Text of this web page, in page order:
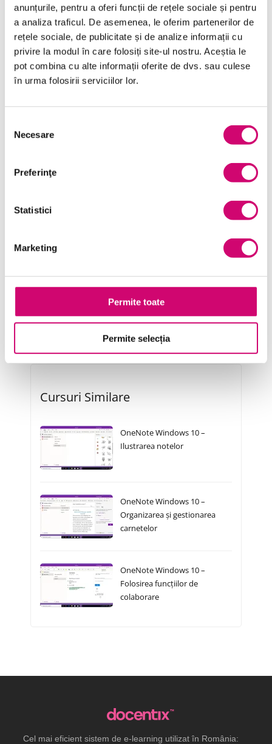
anunțurile, pentru a oferi funcții de rețele sociale și pentru
a analiza traficul. De asemenea, le oferim partenerilor de
rețele sociale, de publicitate și de analize informații cu
privire la modul în care folosiți site-ul nostru. Aceștia le
pot combina cu alte informații oferite de dvs. sau culese
în urma folosirii serviciilor lor.
consimțământului
Necesare
Preferinţe
Statistici
Marketing
Permite toate
Permite selecția
Categorii de Cursuri
Comunicare
Dezvoltare personală și profesională
Finanțe
Marketing
Resurse Umane
Vânzări și negocieri
Cursuri Similare
OneNote Windows 10 –
Ilustrarea notelor
OneNote Windows 10 –
Organizarea și gestionarea
carnetelor
OneNote Windows 10 –
Folosirea funcțiilor de
colaborare
Cel mai eficient sistem de e-learning utilizat în România: